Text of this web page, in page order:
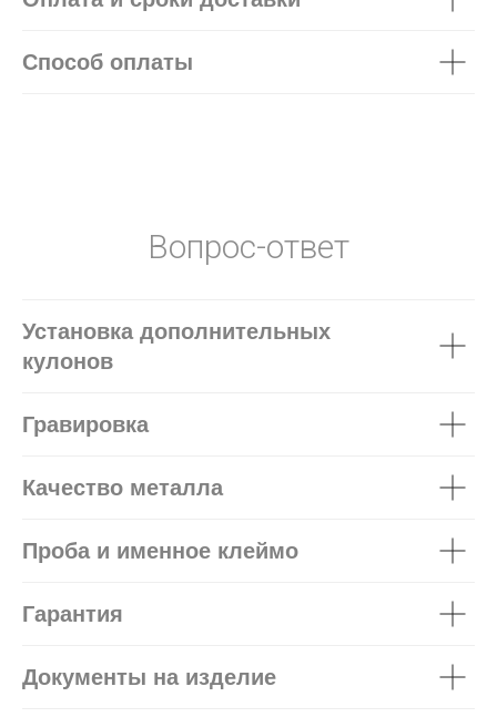
Способ оплаты
Вопрос-ответ
Установка дополнительных
кулонов
Гравировка
Качество металла
Проба и именное клеймо
Гарантия
Документы на изделие